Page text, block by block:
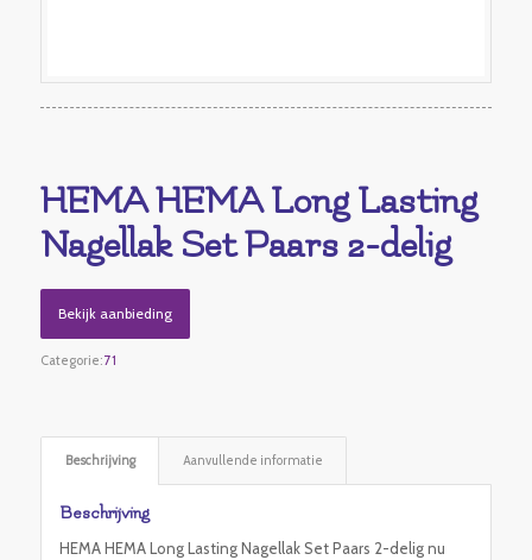
HEMA HEMA Long Lasting
Nagellak Set Paars 2-delig
Bekijk aanbieding
Categorie:71
Beschrijving Aanvullende informatie
Beschrijving
HEMA HEMA Long Lasting Nagellak Set Paars 2-delig nu